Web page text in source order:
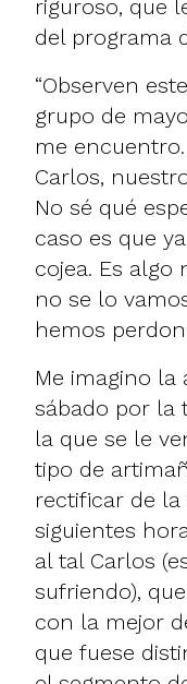
riguroso, que
del programa
“Observen
grupo de
me
Carlos,
No sé qué
caso es que
cojea. Es algo
no se lo
hemos
Me imagino la
sábado por la
la que se le
tipo de
rectificar de
siguientes
al tal Carlos
sufriendo),
con la mejor
que fuese